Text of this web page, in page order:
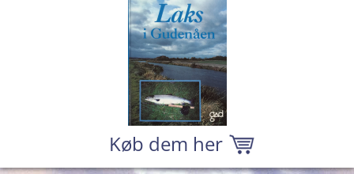
Køb dem her